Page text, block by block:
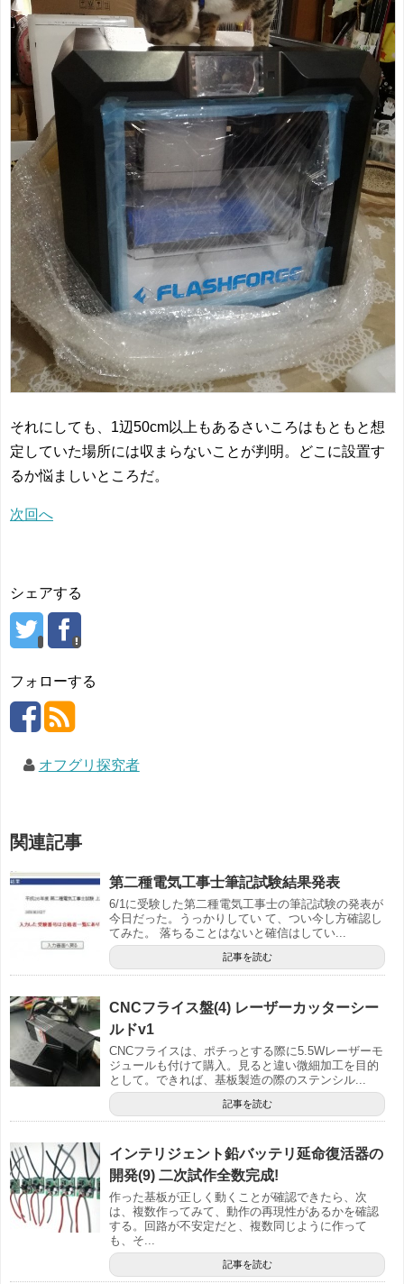
それにしても、1辺50cm以上もあるさいころはもともと想
定していた場所には収まらないことが判明。どこに設置す
るか悩ましいところだ。
次回へ
シェアする
フォローする
オフグリ探究者
関連記事
第二種電気工事士筆記試験結果発表
6/1に受験した第二種電気工事士の筆記試験の発表が
今日だった。うっかりしてい て、つい今し方確認し
てみた。 落ちることはないと確信はしてい...
記事を読む
CNCフライス盤(4) レーザーカッターシー
ルドv1
CNCフライスは、ポチっとする際に5.5Wレーザーモ
ジュールも付けて購入。見ると違い微細加工を目的
として。できれば、基板製造の際のステンシル...
記事を読む
インテリジェント鉛バッテリ延命復活器の
開発(9) 二次試作全数完成!
作った基板が正しく動くことが確認できたら、次
は、複数作ってみて、動作の再現性があるかを確認
する。回路が不安定だと、複数同じように作って
も、そ...
記事を読む